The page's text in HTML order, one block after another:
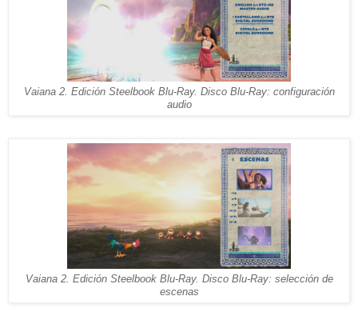
Vaiana 2. Edición Steelbook Blu-Ray. Disco Blu-Ray: configuración
audio
Vaiana 2. Edición Steelbook Blu-Ray. Disco Blu-Ray: selección de
escenas